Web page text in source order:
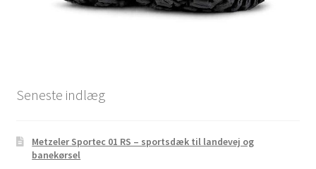
Seneste indlæg
Metzeler Sportec 01 RS – sportsdæk til landevej og
banekørsel